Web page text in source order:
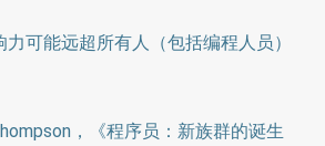
可能远超所有人（包括编程人员）
，《程序员：新族群的诞生